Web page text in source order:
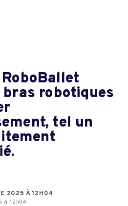
robotiques
tel un
2025 À 12H04
à 12h04